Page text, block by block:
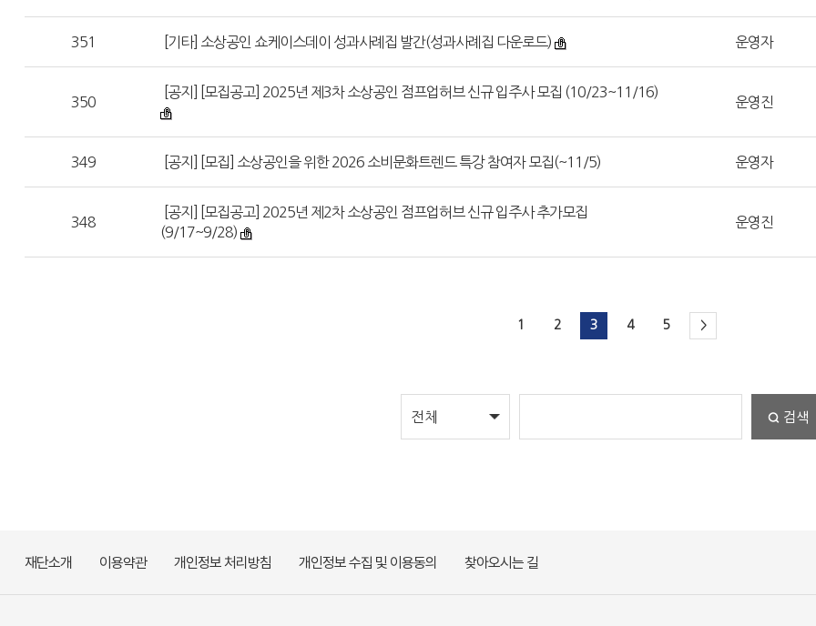
351 [기타] 소상공인 쇼케이스데이 성과사례집 발간(성과사례집 다운로드) 운영자
350
[공지] [모집공고] 2025년 제3차 소상공인 점프업허브 신규 입주사 모집 (10/23~11/16)
운영진
349 [공지] [모집] 소상공인을 위한 2026 소비문화트렌드 특강 참여자 모집(~11/5) 운영자
348
[공지] [모집공고] 2025년 제2차 소상공인 점프업허브 신규 입주사 추가모집
(9/17~9/28)
운영진
1 2 3 4 5 >
검색
재단소개 이용약관 개인정보 처리방침 개인정보 수집 및 이용동의 찾아오시는 길